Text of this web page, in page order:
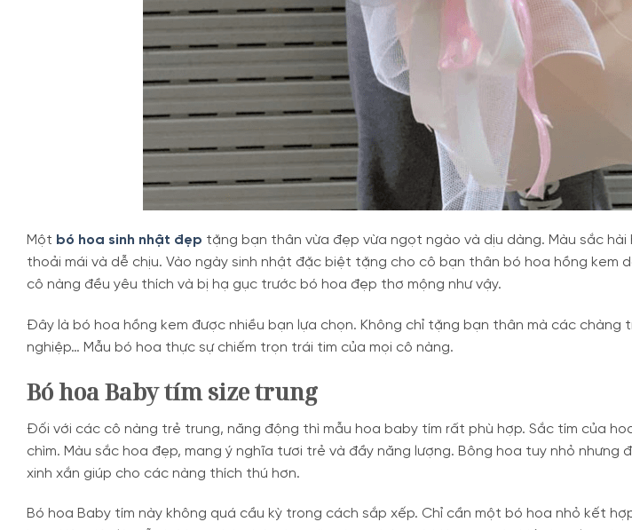
Một bó hoa sinh nhật đẹp tặng bạn thân vừa đẹp vừa ngọt ngào và dịu dàng. Màu sắc
thoải mái và dễ chịu. Vào ngày sinh nhật đặc biệt tặng cho cô bạn thân bó hoa hồng kem
cô nàng đều yêu thích và bị hạ gục trước bó hoa đẹp thơ mộng như vậy.
Đây là bó hoa hồng kem được nhiều bạn lựa chọn. Không chỉ tặng bạn thân mà các chàng
nghiệp… Mẫu bó hoa thực sự chiếm trọn trái tim của mọi cô nàng.
Bó hoa Baby tím size trung
Đối với các cô nàng trẻ trung, năng động thì mẫu hoa baby tím rất phù hợp. Sắc tím của
chìm. Màu sắc hoa đẹp, mang ý nghĩa tươi trẻ và đầy năng lượng. Bông hoa tuy nhỏ nhưng
xinh xắn giúp cho các nàng thích thú hơn.
Bó hoa Baby tím này không quá cầu kỳ trong cách sắp xếp. Chỉ cần một bó hoa nhỏ kết